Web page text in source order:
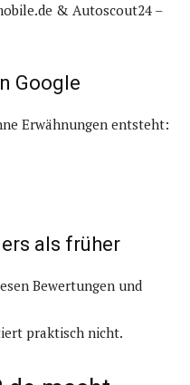
& Autoscout24 –
Google
Erwähnungen entsteht:
als früher
Bewertungen und
praktisch nicht.